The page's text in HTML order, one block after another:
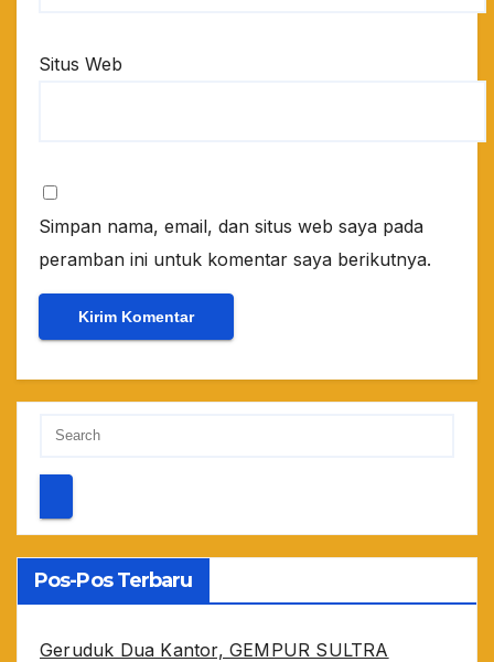
Situs Web
Simpan nama, email, dan situs web saya pada
peramban ini untuk komentar saya berikutnya.
Pos-Pos Terbaru
Geruduk Dua Kantor, GEMPUR SULTRA